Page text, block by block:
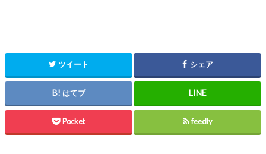
ツイート シェア
はてブ
Pocket feedly